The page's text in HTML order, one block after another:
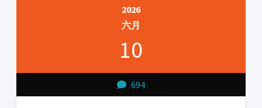
2026
六月
10
694